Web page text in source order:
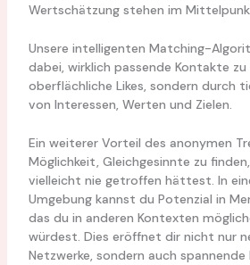
Wertschätzung stehen im
Unsere intelligenten Matching-
dabei, wirklich passende Kontakte
oberflächliche Likes, sondern durch
von Interessen, Werten und Zielen.
Ein weiterer Vorteil des anonymen
Möglichkeit, Gleichgesinnte zu
vielleicht nie getroffen hättest. In
Umgebung kannst du Potenzial in
das du in anderen Kontexten
würdest. Dies eröffnet dir nicht nur
Netzwerke, sondern auch spannende